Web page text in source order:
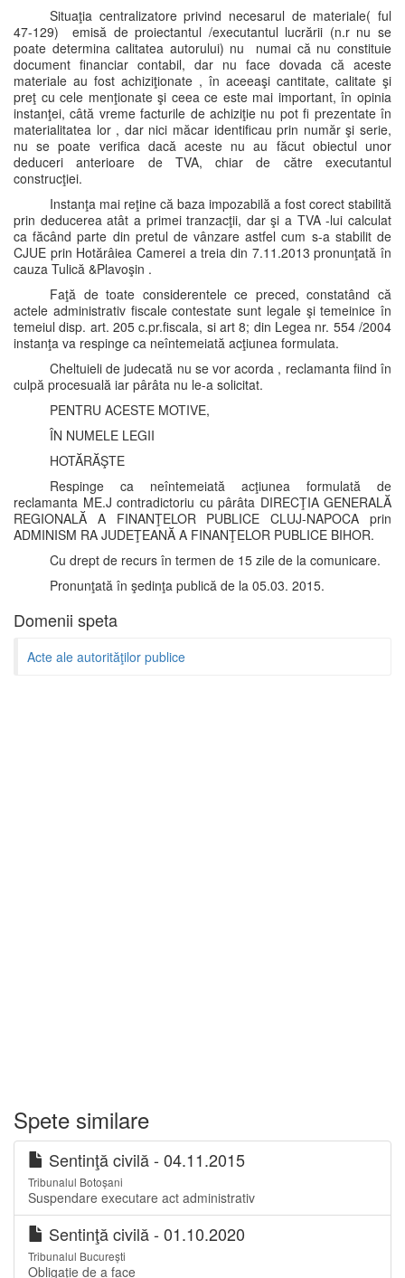
Situaţia centralizatore privind necesarul de materiale( ful
47-129) emisă de proiectantul /executantul lucrării (n.r nu se
poate determina calitatea autorului) nu numai că nu constituie
document financiar contabil, dar nu face dovada că aceste
materiale au fost achiziţionate , în aceeaşi cantitate, calitate şi
preţ cu cele menţionate şi ceea ce este mai important, în opinia
instanţei, câtă vreme facturile de achiziţie nu pot fi prezentate în
materialitatea lor , dar nici măcar identificau prin număr şi serie,
nu se poate verifica dacă aceste nu au făcut obiectul unor
deduceri anterioare de TVA, chiar de către executantul
construcţiei.
Instanţa mai reţine că baza impozabilă a fost corect stabilită
prin deducerea atât a primei tranzacţii, dar şi a TVA -lui calculat
ca făcând parte din pretul de vânzare astfel cum s-a stabilit de
CJUE prin Hotărâiea Camerei a treia din 7.11.2013 pronunţată în
cauza Tulică &Plavoşin .
Faţă de toate considerentele ce preced, constatând că
actele administrativ fiscale contestate sunt legale şi temeinice în
temeiul disp. art. 205 c.pr.fiscala, si art 8; din Legea nr. 554 /2004
instanţa va respinge ca neîntemeiată acţiunea formulata.
Cheltuieli de judecată nu se vor acorda , reclamanta fiind în
culpă procesuală iar pârâta nu le-a solicitat.
PENTRU ACESTE MOTIVE,
ÎN NUMELE LEGII
HOTĂRĂŞTE
Respinge ca neîntemeiată acţiunea formulată de
reclamanta ME.J contradictoriu cu pârâta DIRECŢIA GENERALĂ
REGIONALĂ A FINANŢELOR PUBLICE CLUJ-NAPOCA prin
ADMINISM RA JUDEŢEANĂ A FINANŢELOR PUBLICE BIHOR.
Cu drept de recurs în termen de 15 zile de la comunicare.
Pronunţată în şedinţa publică de la 05.03. 2015.
Domenii speta
Acte ale autorităţilor publice
Spete similare
Sentinţă civilă - 04.11.2015
Tribunalul Botoșani
Suspendare executare act administrativ
Sentinţă civilă - 01.10.2020
Tribunalul București
Obligaţie de a face